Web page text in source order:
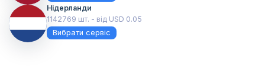
Нідерланди
1142769 шт. - від USD 0.05
Вибрати сервіс